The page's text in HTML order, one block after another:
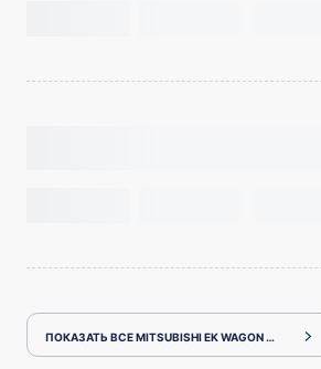
ПОКАЗАТЬ ВСЕ MITSUBISHI EK WAGON H81W